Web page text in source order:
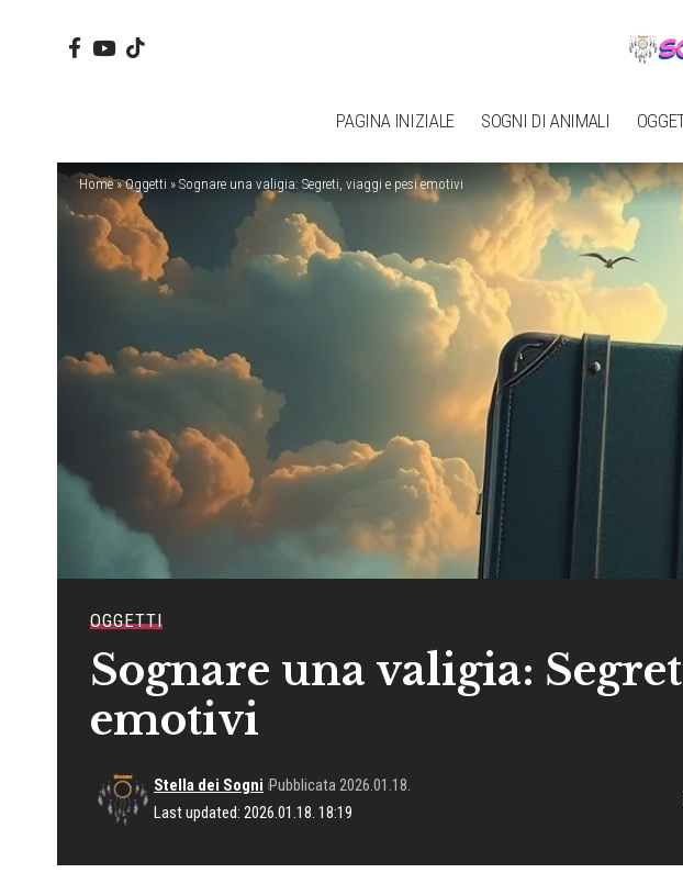
PAGINA INIZIALE SOGNI DI ANIMALI
Home»Oggetti » Sognare una valigia: Segreti, viaggi e pesi emotivi
OGGETTI
Sognare una valigia:
emotivi
Last updated: 2026.01.18. 18:19
Stella dei Sogni Pubblicata 2026.01.18.